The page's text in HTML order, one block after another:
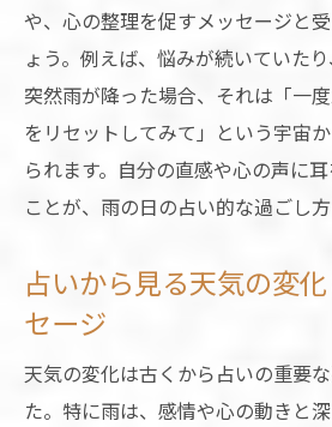
や、心の整理を促すメッセージと
ょう。例えば、悩みが続いていた
突然雨が降った場合、それは「一
をリセットしてみて」という宇宙
られます。自分の直感や心の声に
ことが、雨の日の占い的な過ごし方
占いから見る天気の変
セージ
天気の変化は古くから占いの重要
た。特に雨は、感情や心の動きと